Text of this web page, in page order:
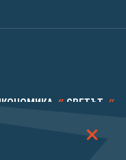
СВЕТЪТ
КАЛЕЙДОСКОП